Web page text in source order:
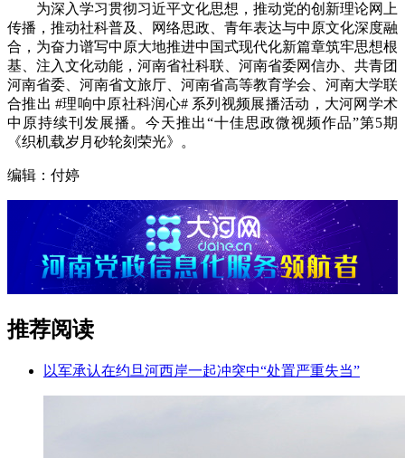
为深入学习贯彻习近平文化思想，推动党的创新理论网上
传播，推动社科普及、网络思政、青年表达与中原文化深度融
合，为奋力谱写中原大地推进中国式现代化新篇章筑牢思想根
基、注入文化动能，河南省社科联、河南省委网信办、共青团
河南省委、河南省文旅厅、河南省高等教育学会、河南大学联
合推出 #理响中原社科润心# 系列视频展播活动，大河网学术
中原持续刊发展播。今天推出“十佳思政微视频作品”第5期
《织机载岁月砂轮刻荣光》。
编辑：付婷
推荐阅读
以军承认在约旦河西岸一起冲突中“处置严重失当”